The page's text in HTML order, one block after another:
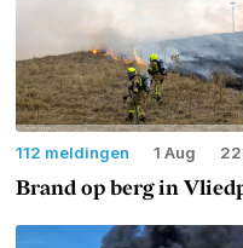
112 meldingen 1 Aug
Brand op berg in